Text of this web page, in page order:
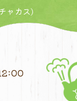
ャカス)